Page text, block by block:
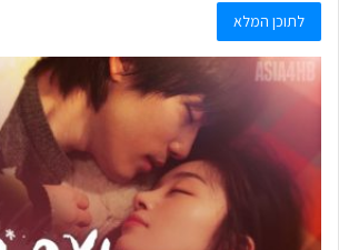
לתוכן המלא